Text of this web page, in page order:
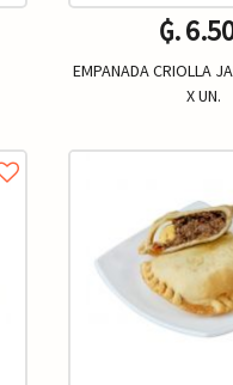
₲.
EMPANADA CRIOLLA
X UN.